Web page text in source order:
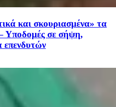
και σκουριασμένα» τα
– Υποδομές σε σήψη,
επενδυτών